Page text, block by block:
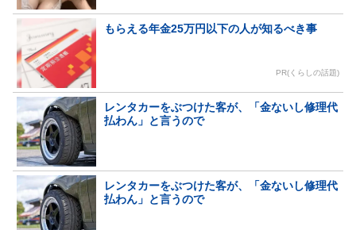
もらえる年金25万円以下の人が知るべき事
PR(くらしの話題)
レンタカーをぶつけた客が、「金ないし修理代
払わん」と言うので
レンタカーをぶつけた客が、「金ないし修理代
払わん」と言うので